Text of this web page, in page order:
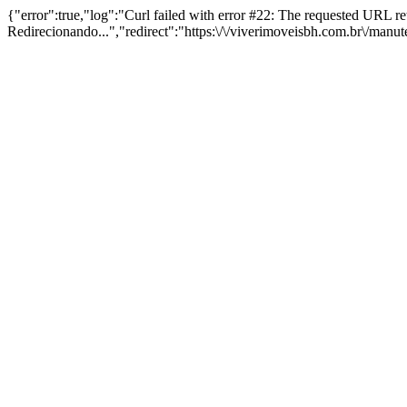
{"error":true,"log":"Curl failed with error #22: The requested URL
Redirecionando...","redirect":"https:\/\/viverimoveisbh.com.br\/